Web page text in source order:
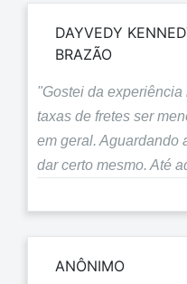
DAYVEDY
BRAZÃO
"Gostei da
taxas de fretes ser
em geral. Aguardando
dar certo mesmo. Até
ANÔNIMO